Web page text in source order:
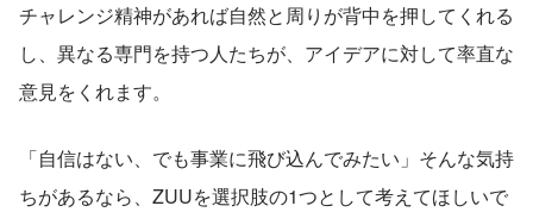
チャレンジ精神があれば自然と周りが背中を押してくれる
し、異なる専門を持つ人たちが、アイデアに対して率直な
意見をくれます。
「自信はない、でも事業に飛び込んでみたい」そんな気持
ちがあるなら、ZUUを選択肢の1つとして考えてほしいで